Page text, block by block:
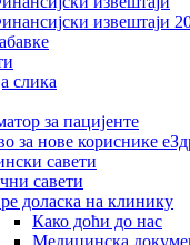
извештаји
слика
за пацијенте
за нове кориснике
савети
савети
доласка на клинику
Како доћи до нас
Медицинска